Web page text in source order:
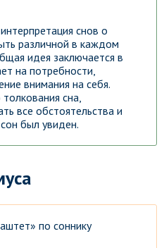
снов о
различной в каждом
идея заключается в
на потребности,
внимания на себя.
сна,
все обстоятельства и
был увиден.
по соннику